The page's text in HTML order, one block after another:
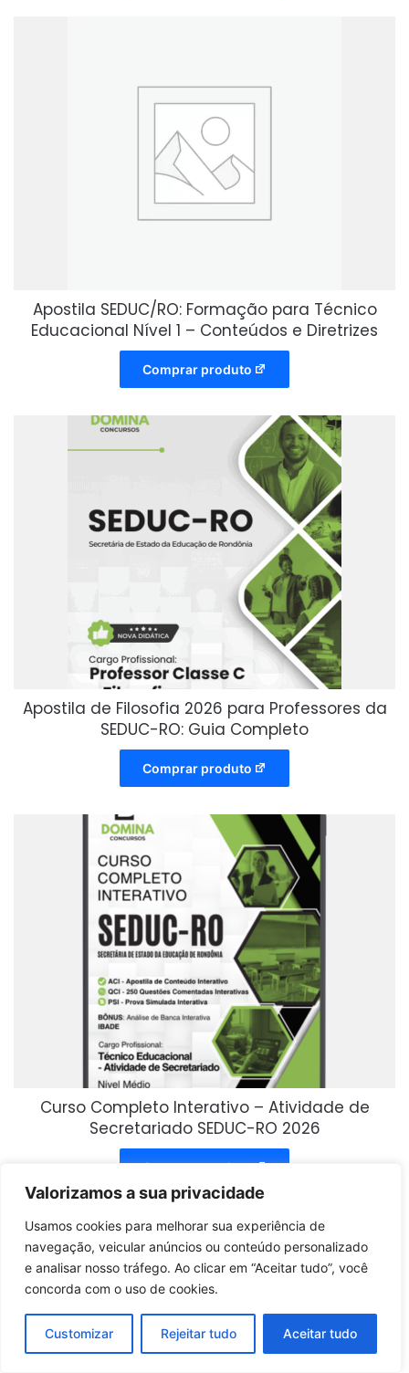
Valorizamos a sua privacidade
Usamos cookies para melhorar sua experiência de
navegação, veicular anúncios ou conteúdo personalizado
e analisar nosso tráfego. Ao clicar em “Aceitar tudo”, você
concorda com o uso de cookies.
Customizar Rejeitar tudo Aceitar tudo
Apostila SEDUC/RO: Formação para Técnico
Educacional Nível 1 – Conteúdos e Diretrizes
Comprar produto
Apostila de Filosofia 2026 para Professores da
SEDUC-RO: Guia Completo
Comprar produto
Curso Completo Interativo – Atividade de
Secretariado SEDUC-RO 2026
Comprar produto